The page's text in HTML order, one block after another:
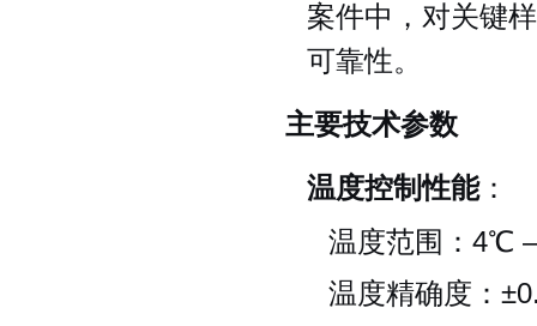
案件中，对关键
可靠性。
主要技术参数
温度控制性能：
温度范围：4℃
温度精确度：